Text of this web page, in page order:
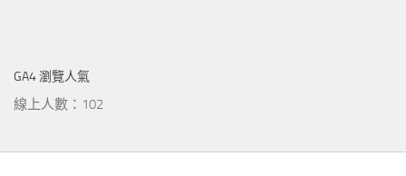
GA4 瀏覽人氣
線上人數：102